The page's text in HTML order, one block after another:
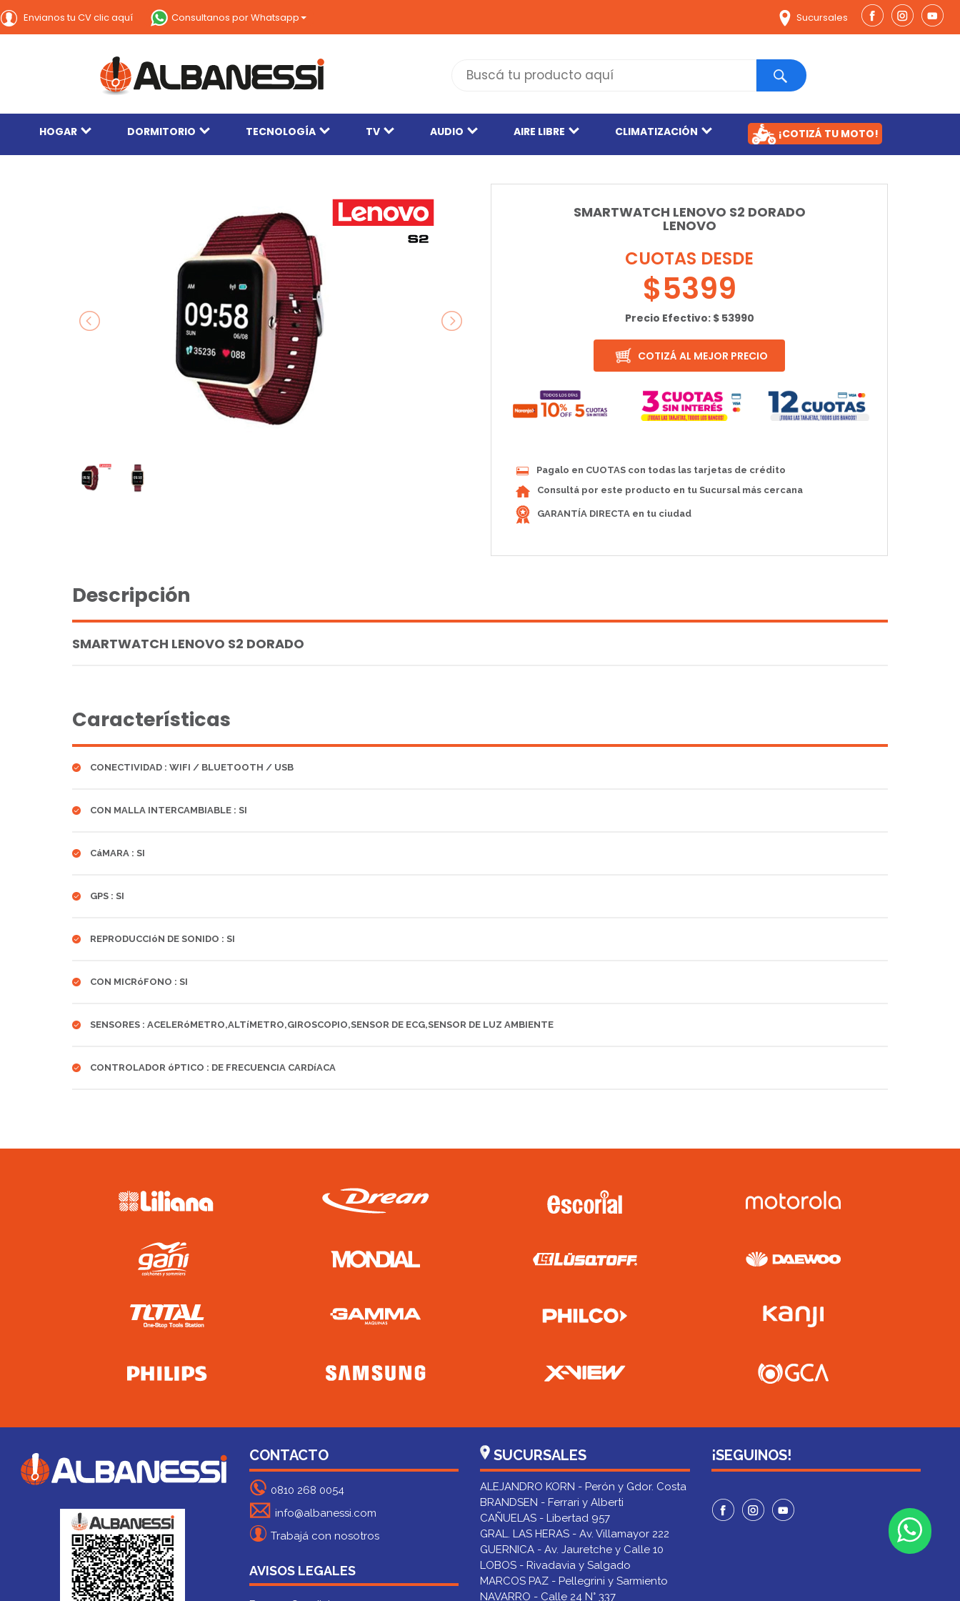
Envianos tu CV clic aquí Consultanos por Whatsapp Sucursales
HOGAR DORMITORIO TECNOLOGÍA TV AUDIO AIRE LIBRE CLIMATIZACIÓN ¡COTIZÁ TU MOTO!
SMARTWATCH LENOVO S2 DORADO
LENOVO
CUOTAS DESDE
$5399
Precio Efectivo: $ 53990
COTIZÁ AL MEJOR PRECIO
Pagalo en CUOTAS con todas las tarjetas de crédito
Consultá por este producto en tu Sucursal más cercana
GARANTÍA DIRECTA en tu ciudad
Descripción
SMARTWATCH LENOVO S2 DORADO
Características
CONECTIVIDAD : WIFI / BLUETOOTH / USB
CON MALLA INTERCAMBIABLE : SI
CáMARA : SI
GPS : SI
REPRODUCCIóN DE SONIDO : SI
CON MICRóFONO : SI
SENSORES : ACELERóMETRO,ALTíMETRO,GIROSCOPIO,SENSOR DE ECG,SENSOR DE LUZ AMBIENTE
CONTROLADOR óPTICO : DE FRECUENCIA CARDíACA
CONTACTO
0810 268 0054
info@albanessi.com
Trabajá con nosotros
AVISOS LEGALES
SUCURSALES
ALEJANDRO KORN - Perón y Gdor. Costa
BRANDSEN - Ferrari y Alberti
CAÑUELAS - Libertad 957
GRAL. LAS HERAS - Av. Villamayor 222
GUERNICA - Av. Jauretche y Calle 10
LOBOS - Rivadavia y Salgado
MARCOS PAZ - Pellegrini y Sarmiento
NAVARRO - Calle 24 N° 337
¡SEGUINOS!